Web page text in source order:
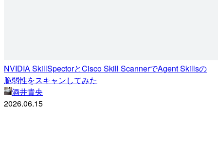
NVIDIA SkillSpectorとCisco Skill ScannerでAgent Skillsの
脆弱性をスキャンしてみた
酒井貴央
2026.06.15